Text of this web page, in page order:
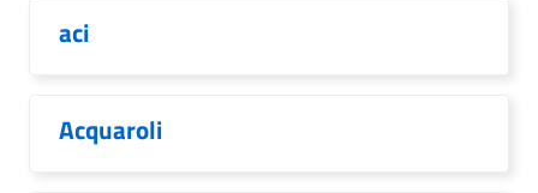
aci
Acquaroli